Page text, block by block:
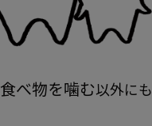
食べ物を噛む以外にも